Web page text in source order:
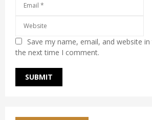
Save my name, email, and website
the next time I comment.